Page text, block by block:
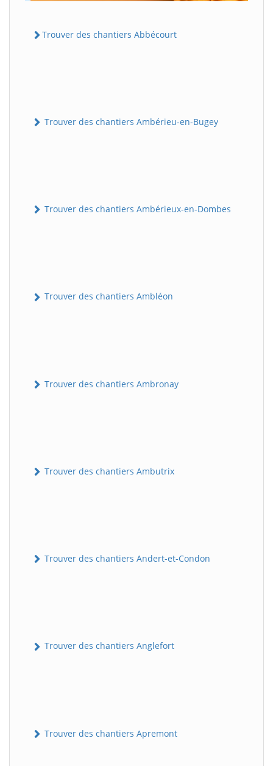
Trouver des chantiers Abbécourt
Trouver des chantiers Ambérieu-en-Bugey
Trouver des chantiers Ambérieux-en-Dombes
Trouver des chantiers Ambléon
Trouver des chantiers Ambronay
Trouver des chantiers Ambutrix
Trouver des chantiers Andert-et-Condon
Trouver des chantiers Anglefort
Trouver des chantiers Apremont